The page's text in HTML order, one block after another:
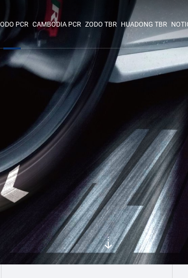
PCR CAMBODIA PCR ZODO TBR HUADONG TBR